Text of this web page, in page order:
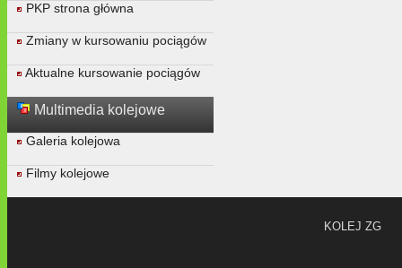
PKP strona główna
Zmiany w kursowaniu pociągów
Aktualne kursowanie pociągów
Multimedia kolejowe
Galeria kolejowa
Filmy kolejowe
KOLEJ ZG